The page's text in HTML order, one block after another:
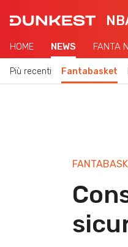
HOME NEWS FANTA
Più recenti Fantabasket